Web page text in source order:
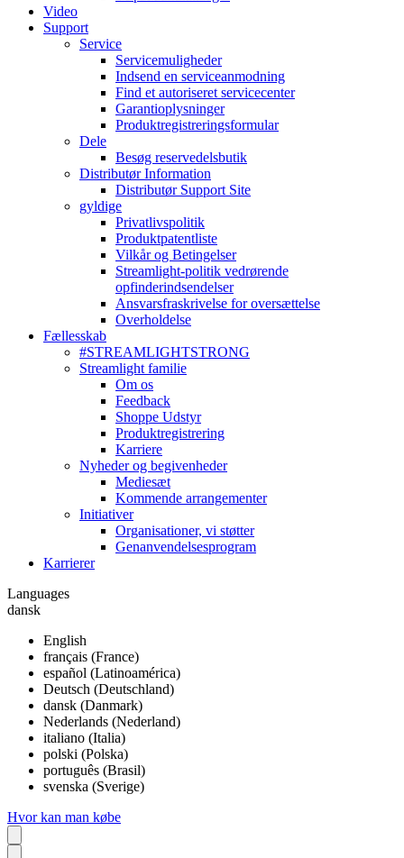
Video
Support
Service
Servicemuligheder
Indsend en serviceanmodning
Find et autoriseret servicecenter
Garantioplysninger
Produktregistreringsformular
Dele
Besøg reservedelsbutik
Distributør Information
Distributør Support Site
gyldige
Privatlivspolitik
Produktpatentliste
Vilkår og Betingelser
Streamlight-politik vedrørende
opfinderindsendelser
Ansvarsfraskrivelse for oversættelse
Overholdelse
Fællesskab
#STREAMLIGHTSTRONG
Streamlight familie
Om os
Feedback
Shoppe Udstyr
Produktregistrering
Karriere
Nyheder og begivenheder
Mediesæt
Kommende arrangementer
Initiativer
Organisationer, vi støtter
Genanvendelsesprogram
Karrierer
Languages
dansk
English
français (France)
español (Latinoamérica)
Deutsch (Deutschland)
dansk (Danmark)
Nederlands (Nederland)
italiano (Italia)
polski (Polska)
português (Brasil)
svenska (Sverige)
Hvor kan man købe